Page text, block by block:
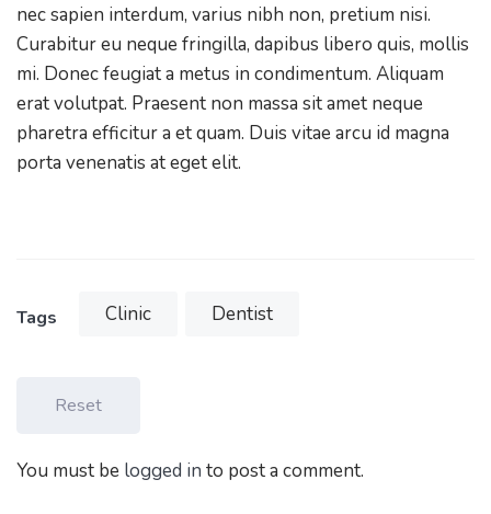
nec sapien interdum, varius nibh non, pretium nisi.
Curabitur eu neque fringilla, dapibus libero quis, mollis
mi. Donec feugiat a metus in condimentum. Aliquam
erat volutpat. Praesent non massa sit amet neque
pharetra efficitur a et quam. Duis vitae arcu id magna
porta venenatis at eget elit.
Tags Clinic Dentist
Reset
You must be logged in to post a comment.